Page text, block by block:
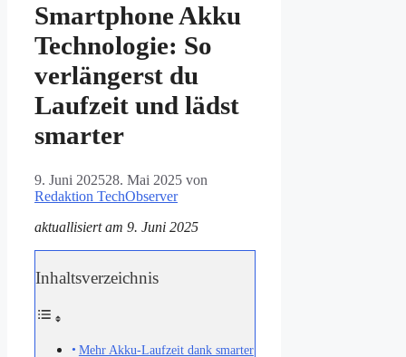
Smartphone Akku
Technologie: So
verlängerst du
Laufzeit und lädst
smarter
9. Juni 202528. Mai 2025 von
Redaktion TechObserver
aktuallisiert am 9. Juni 2025
Inhaltsverzeichnis
Mehr Akku-Laufzeit dank smarter